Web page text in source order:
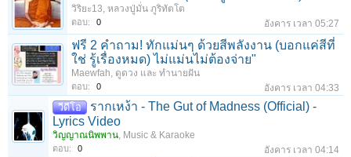
วิริยะ13, หลวงปู่มั่น ภูริทัตโต
ตอบ: 0 อังคาร เวลา 05:27
ฟรี 2 คำถาม! ทักแม่นๆ ด้วยสีพลังงาน (บอกแค่สีที่
ใช่ รู้เรื่องหมด) ไม่แม่นไม่ต้องจ่าย"
Maewfah, ดูดวง และ ทำนายฝัน
ตอบ: 0 อังคาร เวลา 04:33
วีดีโอ
รากเหง้า - The Gut of Madness (Official) -
Lyrics Video
วิญญาณนิพพาน, Music & Karaoke
ตอบ: 0 อังคาร เวลา 04:14